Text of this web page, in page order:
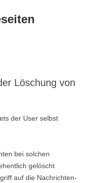
Löschung von
der User selbst
bei solchen
gelöscht
auf die Nachrichten-